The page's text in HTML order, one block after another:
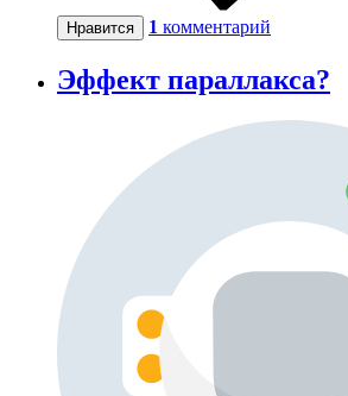
Нравится 1 комментарий
Эффект параллакса?